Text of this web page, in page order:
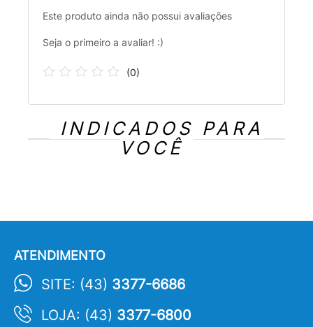
Este produto ainda não possui avaliações
Seja o primeiro a avaliar! :)
(0)
INDICADOS PARA
VOCÊ
ATENDIMENTO
SITE: (43) 3377-6686
LOJA: (43) 3377-6800